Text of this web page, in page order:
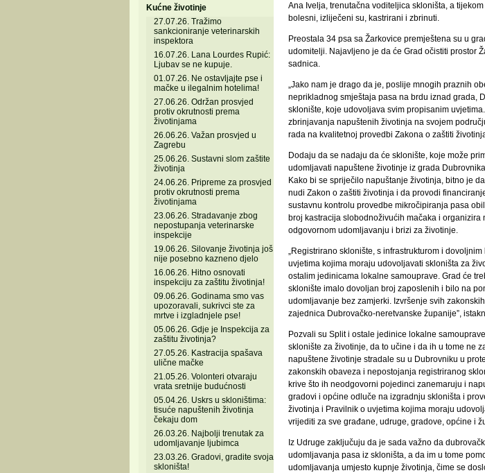
Kućne životinje
27.07.26. Tražimo
sankcioniranje veterinarskih
inspektora
16.07.26. Lana Lourdes Rupić:
Ljubav se ne kupuje.
01.07.26. Ne ostavljajte pse i
mačke u ilegalnim hotelima!
27.06.26. Održan prosvjed
protiv okrutnosti prema
životinjama
26.06.26. Važan prosvjed u
Zagrebu
25.06.26. Sustavni slom zaštite
životinja
24.06.26. Pripreme za prosvjed
protiv okrutnosti prema
životinjama
23.06.26. Stradavanje zbog
nepostupanja veterinarske
inspekcije
19.06.26. Silovanje životinja još
nije posebno kazneno djelo
16.06.26. Hitno osnovati
inspekciju za zaštitu životinja!
09.06.26. Godinama smo vas
upozoravali, sukrivci ste za
mrtve i izgladnjele pse!
05.06.26. Gdje je Inspekcija za
zaštitu životinja?
27.05.26. Kastracija spašava
ulične mačke
21.05.26. Volonteri otvaraju
vrata sretnije budućnosti
05.04.26. Uskrs u skloništima:
tisuće napuštenih životinja
čekaju dom
26.03.26. Najbolji trenutak za
udomljavanje ljubimca
23.03.26. Gradovi, gradite svoja
skloništa!
Ana Ivelja, trenutačna voditeljica skloništa, a
bolesni, izliječeni su, kastrirani i zbrinuti.
Preostala 34 psa sa Žarkovice premještena su u
udomitelji. Najavljeno je da će Grad očistiti prostor
sadnica.
„Jako nam je drago da je, poslije mnogih praznih
neprikladnog smještaja pasa na brdu iznad grada,
sklonište, koje udovoljava svim propisanim
zbrinjavanja napuštenih životinja na svojem
rada na kvalitetnoj provedbi Zakona o zaštiti
Dodaju da se nadaju da će sklonište, koje može
udomljavati napuštene životinje iz grada
Kako bi se spriječilo napuštanje životinja, bitno je
nudi Zakon o zaštiti životinja i da provodi
sustavnu kontrolu provedbe mikročipiranja pasa
broj kastracija slobodnoživućih mačaka i
odgovornom udomljavanju i brizi za životinje.
„Registrirano sklonište, s infrastrukturom i
uvjetima kojima moraju udovoljavati skloništa za
ostalim jedinicama lokalne samouprave. Grad će
sklonište imalo dovoljan broj zaposlenih i bilo na
udomljavanje bez zamjerki. Izvršenje svih
zajednica Dubrovačko-neretvanske županije”,
Pozvali su Split i ostale jedinice lokalne
sklonište za životinje, da to učine i da ih u tome ne
napuštene životinje stradale su u Dubrovniku u
zakonskih obaveza i nepostojanja registriranog
krive što ih neodgovorni pojedinci zanemaruju i
gradovi i općine odluče na izgradnju skloništa i
životinja i Pravilnik o uvjetima kojima moraju
vrijediti za sve građane, udruge, gradove, općine i
Iz Udruge zaključuju da je sada važno da
udomljavanja pasa iz skloništa, a da im u tome
udomljavanja umjesto kupnje životinja, čime se